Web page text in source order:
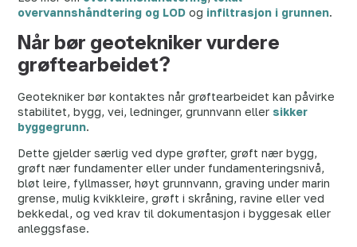
overvannshåndtering og LOD og infiltrasjon i grunnen.
Når bør geotekniker vurdere
grøftearbeidet?
Geotekniker bør kontaktes når grøftearbeidet kan påvirke
stabilitet, bygg, vei, ledninger, grunnvann eller sikker
byggegrunn.
Dette gjelder særlig ved dype grøfter, grøft nær bygg,
grøft nær fundamenter eller under fundamenteringsnivå,
bløt leire, fyllmasser, høyt grunnvann, graving under marin
grense, mulig kvikkleire, grøft i skråning, ravine eller ved
bekkedal, og ved krav til dokumentasjon i byggesak eller
anleggsfase.